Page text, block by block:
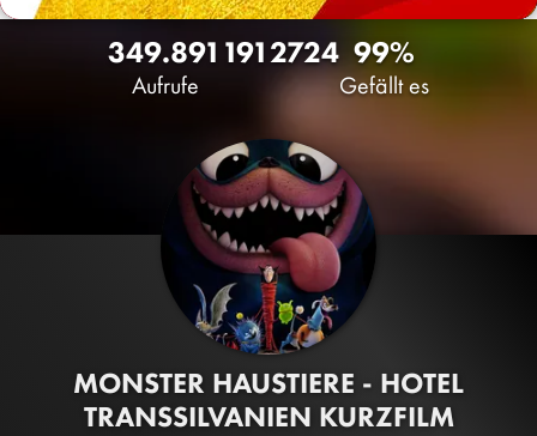
349.891
Aufrufe
1912724 99%
Gefällt es
MONSTER HAUSTIERE - HOTEL
TRANSSILVANIEN KURZFILM